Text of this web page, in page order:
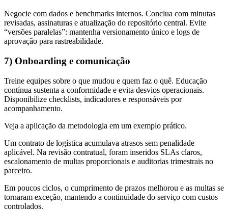
Negocie com dados e benchmarks internos. Conclua com minutas
revisadas, assinaturas e atualização do repositório central. Evite
“versões paralelas”: mantenha versionamento único e logs de
aprovação para rastreabilidade.
7) Onboarding e comunicação
Treine equipes sobre o que mudou e quem faz o quê. Educação
contínua sustenta a conformidade e evita desvios operacionais.
Disponibilize checklists, indicadores e responsáveis por
acompanhamento.
Veja a aplicação da metodologia em um exemplo prático.
Um contrato de logística acumulava atrasos sem penalidade
aplicável. Na revisão contratual, foram inseridos SLAs claros,
escalonamento de multas proporcionais e auditorias trimestrais no
parceiro.
Em poucos ciclos, o cumprimento de prazos melhorou e as multas se
tornaram exceção, mantendo a continuidade do serviço com custos
controlados.